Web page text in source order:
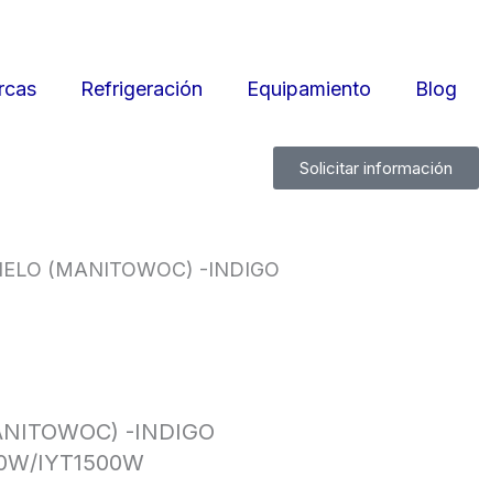
Refrigeración Equipamiento
Blog
Solicitar información
(MANITOWOC) -INDIGO
-INDIGO
IYT1500W